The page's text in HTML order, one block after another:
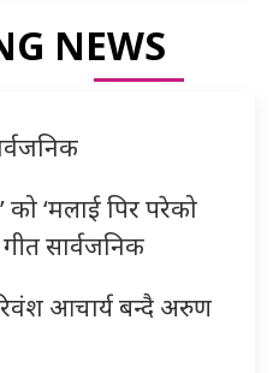
NEWS
को ‘मलाई पिर परेको
सार्वजनिक
आचार्य बन्दै अरुण